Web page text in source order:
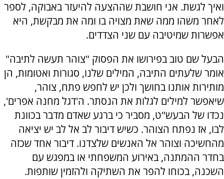
ואיך לגשת. אני חושבת שההצעה להיעזר באבוקה, לספר
לאחר משהו ממה שאת מצויה בו ומה את מבקשת, היא
אפשרות שמיטיבה עם שני הצדדים.
הבעל שם טוב בפירושו את הפסוק "צוהר תעשה לתיבה"
אומר שלעתים התיבה, המילים שלנו, סגורות ואטומות, הן
מותירות אותנו בחושך ולכן יש לחפש פתח, צוהר,
שיאפשר למילים לגלות את הנסתר. ה'דגל מחנה אפרים',
נכדו של הבעש"ט, מסביר כי ברגע שאדם מדבר בכוונת
לבו, אז נפתח הצוהר. כשיש דיבור לב אל לב יש יציאה
מהחשיכה וצוהר אל האנשים שלצדנו. דיבור אחד שכזה
בחדר ההמתנה, באירוע המשפחתי או במפגש עם
השכנה, בכוחו להפר את השתיקה ולהזמין שותפות.